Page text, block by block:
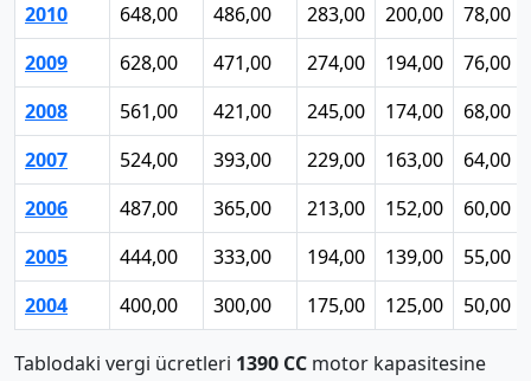
2010
648,00 486,00 283,00 200,00
78,00
2009
628,00 471,00 274,00 194,00
76,00
2008
561,00 421,00 245,00 174,00
68,00
2007
524,00 393,00 229,00 163,00
64,00
2006
487,00 365,00 213,00 152,00
60,00
2005
444,00 333,00 194,00 139,00
55,00
2004
400,00 300,00 175,00 125,00 50,00
Tablodaki vergi ücretleri 1390 CC motor kapasitesine